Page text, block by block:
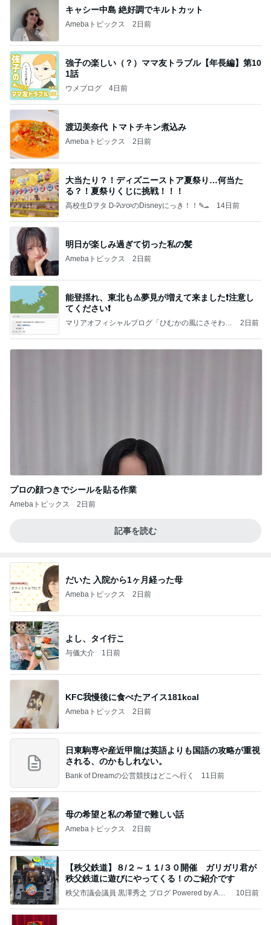
キャシー中島 絶好調でキルトカット
Amebaトピックス 2日前
強子の楽しい（？）ママ友トラブル【年長編】第10
1話
ウメブログ 4日前
渡辺美奈代 トマトチキン煮込み
Amebaトピックス 2日前
大当たり？！ディズニーストア夏祭り…何当た
る？！夏祭りくじに挑戦！！！
高校生Dヲタ Ꭰ-ᎮꭵꭹꭴのDisneyにっき！！✎ܚ 14日前
明日が楽しみ過ぎて切った私の髪
Amebaトピックス 2日前
能登揺れ、東北も⚠️夢見が増えて来ました❗️注意し
てください❗️
マリアオフィシャルブログ「ひむかの風にさそわれ
2日前
プロの顔つきでシールを貼る作業
Amebaトピックス 2日前
記事を読む
だいた 入院から1ヶ月経った母
Amebaトピックス 2日前
よし、タイ行こ
与儀大介 1日前
KFC我慢後に食べたアイス181kcal
Amebaトピックス 2日前
日東駒専や産近甲龍は英語よりも国語の攻略が重視
される、のかもしれない。
Bank of Dreamの公営競技はどこへ行く 11日前
母の希望と私の希望で難しい話
Amebaトピックス 2日前
【秩父鉄道】８/２～１１/３０開催 ガリガリ君が
秩父鉄道に遊びにやってくる！のご紹介です
秩父市議会議員 黒澤秀之 ブログ Powered by Ame
10日前